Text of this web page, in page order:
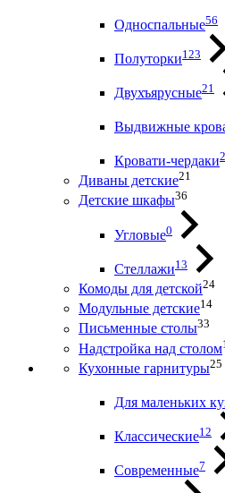
Односпальные56
Полуторки123
Двухъярусные21
Выдвижные
Кровати-чердаки
Диваны детские21
Детские шкафы36
Угловые0
Стеллажи13
Комоды для детской24
Модульные детские14
Письменные столы33
Надстройка над столом1
Кухонные гарнитуры25
Для маленьких
Классические12
Современные7